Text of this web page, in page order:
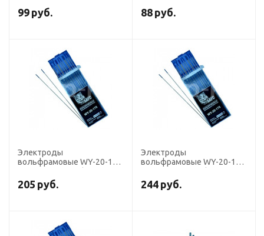
(темно-синий) DC
99 руб.
тёмно-синие), для ручной
сварки
88 руб.
Электроды
вольфрамовые WY-20-175
тёмно-синие)
205 руб.
Электроды
вольфрамовые WY-20-175
тёмно-синие)
244 руб.